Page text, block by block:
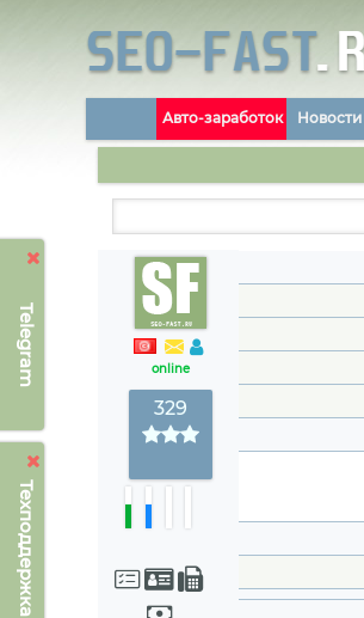
Telegram
Техподдержка
Авто-заработок Новости
online
329